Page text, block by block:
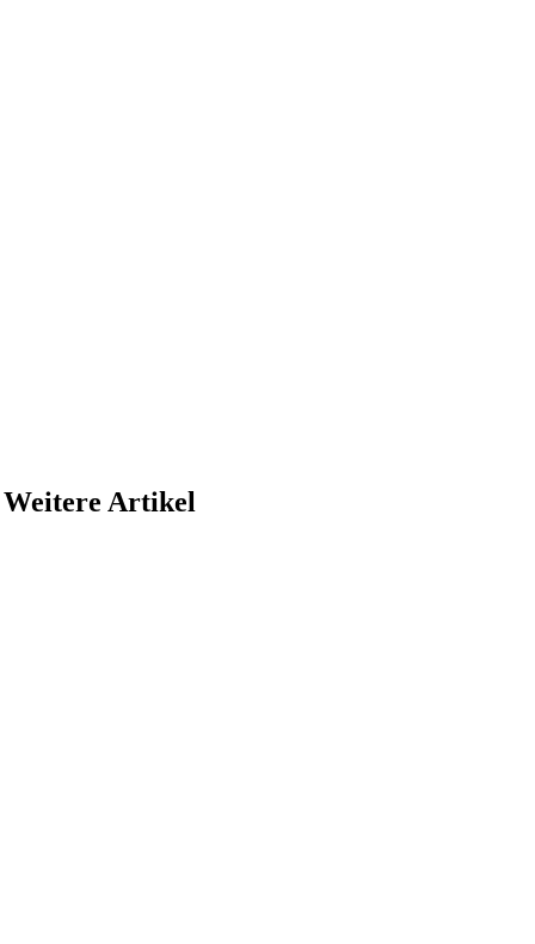
Weitere Artikel